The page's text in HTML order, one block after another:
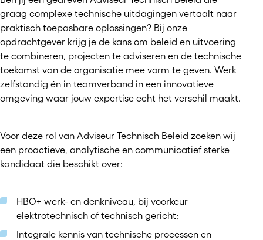
graag complexe technische uitdagingen vertaalt naar
praktisch toepasbare oplossingen? Bij onze
opdrachtgever krijg je de kans om beleid en uitvoering
te combineren, projecten te adviseren en de technische
toekomst van de organisatie mee vorm te geven. Werk
zelfstandig én in teamverband in een innovatieve
omgeving waar jouw expertise echt het verschil maakt.
Voor deze rol van Adviseur Technisch Beleid zoeken wij
een proactieve, analytische en communicatief sterke
kandidaat die beschikt over:
HBO+ werk- en denkniveau, bij voorkeur
elektrotechnisch of technisch gericht;
Integrale kennis van technische processen en